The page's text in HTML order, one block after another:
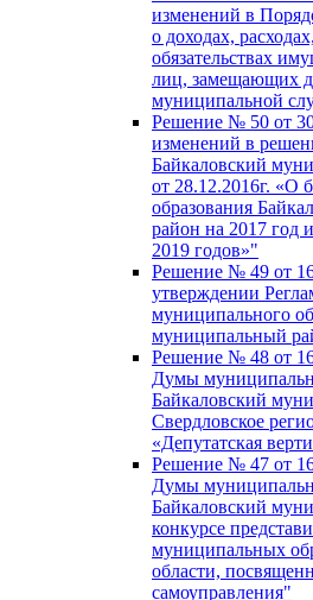
изменений в
о доходах,
обязательствах
лиц, замещающих
муниципальной
Решение № 50 от
изменений в
Байкаловский
от 28.12.2016г. «О
образования
район на 2017 год
2019 годов»"
Решение № 49 от
утверждении
муниципального
муниципальный
Решение № 48 от
Думы
Байкаловский
Свердловское
«Депутатская
Решение № 47 от
Думы
Байкаловский
конкурсе
муниципальных
области,
самоуправления"